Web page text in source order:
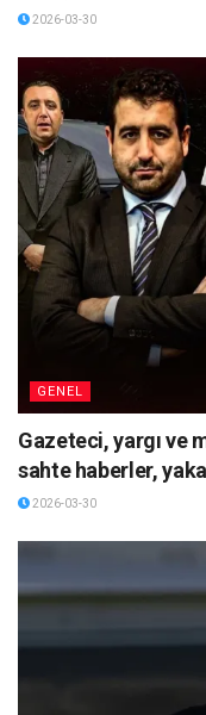
2026-03-30
GENEL
Gazeteci, yargı ve
sahte haberler,
2026-03-30